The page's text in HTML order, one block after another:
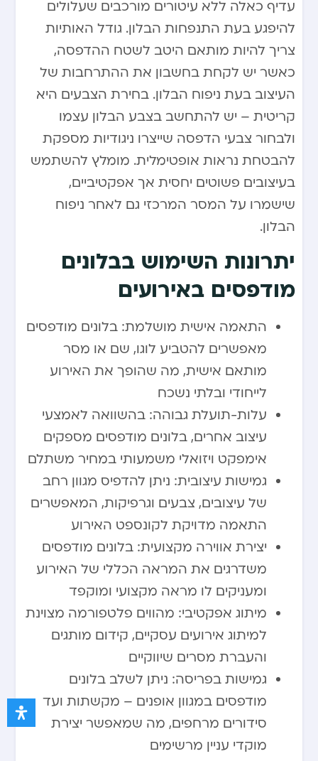
עדיף כאלה ללא עיטורים מורכבים שעלולים
להיפגע בעת התנפחות הבלון. גודל האותיות
צריך להיות מותאם היטב לשטח ההדפסה,
כאשר יש לקחת בחשבון את ההתרחבות של
העיצוב בעת ניפוח הבלון. בחירת הצבעים היא
קריטית – יש להתחשב בצבע הבלון עצמו
ולבחור צבעי הדפסה שייצרו ניגודיות מספקת
להבטחת נראות אופטימלית. מומלץ להשתמש
בעיצובים פשוטים יחסית אך אפקטיביים,
שישמרו על המסר המרכזי גם לאחר ניפוח
הבלון.
יתרונות השימוש בבלונים
מודפסים באירועים
התאמה אישית מושלמת: בלונים מודפסים
מאפשרים להטביע לוגו, שם או מסר
מותאם אישית, מה שהופך את האירוע
לייחודי ובלתי נשכח
עלות-תועלת גבוהה: בהשוואה לאמצעי
עיצוב אחרים, בלונים מודפסים מספקים
אימפקט ויזואלי משמעותי במחיר משתלם
גמישות עיצובית: ניתן להדפיס מגוון רחב
של עיצובים, צבעים וגרפיקות, המאפשרים
התאמה מדויקת לקונספט האירוע
יצירת אווירה מקצועית: בלונים מודפסים
משדרגים את המראה הכללי של האירוע
ומעניקים לו מראה מקצועי ומוקפד
מיתוג אפקטיבי: מהווים פלטפורמה מצוינת
למיתוג אירועים עסקיים, קידום מותגים
והעברת מסרים שיווקיים
גמישות בפריסה: ניתן לשלב בלונים
מודפסים במגוון אופנים – מקשתות ועד
סידורים מרחפים, מה שמאפשר יצירת
מוקדי עניין מרשימים